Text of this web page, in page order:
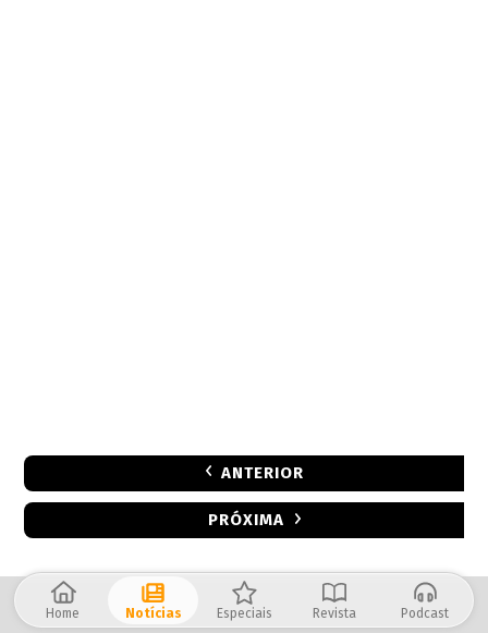
ANTERIOR
PRÓXIMA
Home Notícias Especiais Revista Podcast